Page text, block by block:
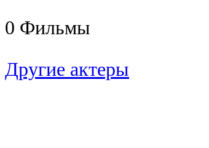
0 Фильмы
Другие актеры